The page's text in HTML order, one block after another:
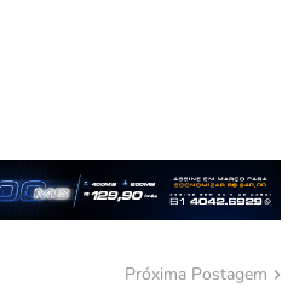
Próxima Postagem